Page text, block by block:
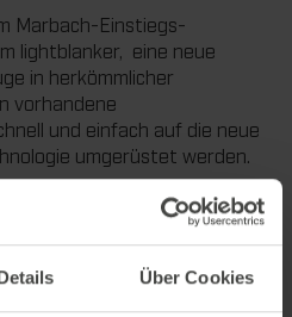
Über Cookies
Marbach-Einstiegs-
lightblanker, eine neue
in herkömmlicher
vorhandene
und einfach auf die neue
umgerüstet werden.
Kunden setzt
Nutzentrenntechnologien.
durch sein geringes Gewicht
aus. Er ist perfekt für